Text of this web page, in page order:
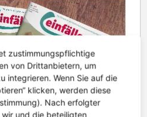
zustimmungspflichtige
von Drittanbietern, um
integrieren. Wenn Sie auf die
klicken, werden diese
Nach erfolgter
und die beteiligten